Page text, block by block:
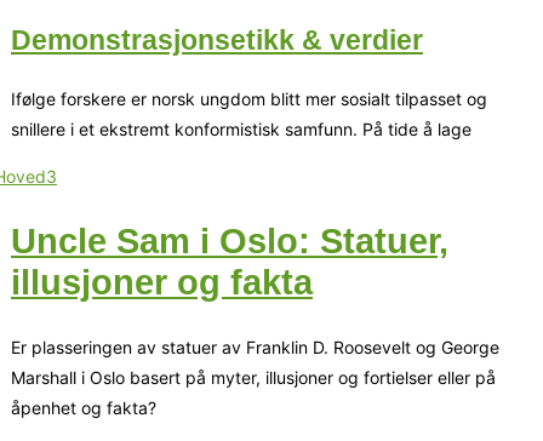
Demonstrasjonsetikk & verdier
Ifølge forskere er norsk ungdom blitt mer sosialt tilpasset og
snillere i et ekstremt konformistisk samfunn. På tide å lage
Uncle Sam i Oslo: Statuer,
illusjoner og fakta
Er plasseringen av statuer av Franklin D. Roosevelt og George
Marshall i Oslo basert på myter, illusjoner og fortielser eller på
åpenhet og fakta?